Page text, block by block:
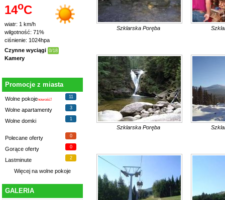
14oC
wiatr: 1 km/h
wilgotność: 71%
ciśnienie: 1024hpa
Czynne wyciągi 0/18
Kamery
Promocje z miasta
Wolne pokojenowość!
11
Wolne apartamenty 3
Wolne domki 1
Polecane oferty 0
Gorące oferty 0
Lastminute 2
Więcej na wolne pokoje
GALERIA
Szklarska Poręba
Szklarska Poręba